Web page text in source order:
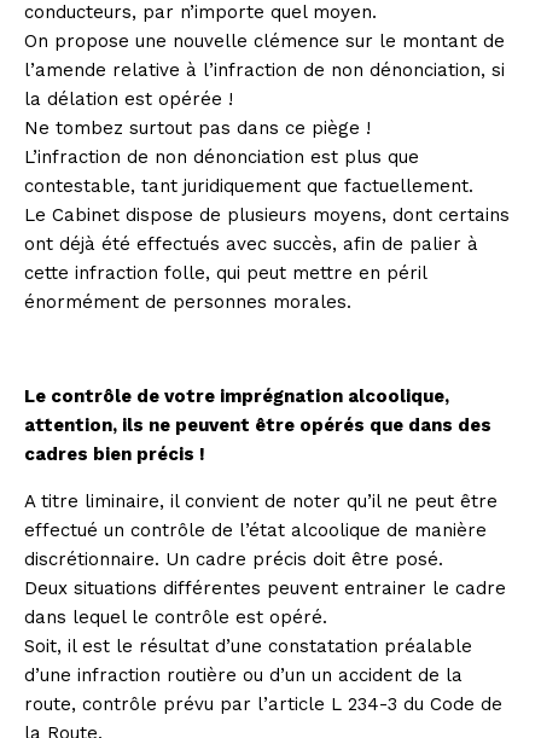
conducteurs, par n’importe quel moyen.
On propose une nouvelle clémence sur le montant de
l’amende relative à l’infraction de non dénonciation, si
la délation est opérée !
Ne tombez surtout pas dans ce piège !
L’infraction de non dénonciation est plus que
contestable, tant juridiquement que factuellement.
Le Cabinet dispose de plusieurs moyens, dont certains
ont déjà été effectués avec succès, afin de palier à
cette infraction folle, qui peut mettre en péril
énormément de personnes morales.
Le contrôle de votre imprégnation alcoolique,
attention, ils ne peuvent être opérés que dans des
cadres bien précis !
A titre liminaire, il convient de noter qu’il ne peut être
effectué un contrôle de l’état alcoolique de manière
discrétionnaire. Un cadre précis doit être posé.
Deux situations différentes peuvent entrainer le cadre
dans lequel le contrôle est opéré.
Soit, il est le résultat d’une constatation préalable
d’une infraction routière ou d’un un accident de la
route, contrôle prévu par l’article L 234-3 du Code de
la Route.